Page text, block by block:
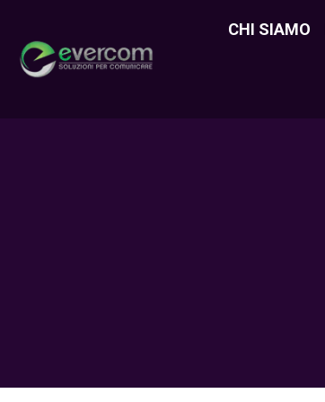
CHI SIAMO
CHI SIAMO